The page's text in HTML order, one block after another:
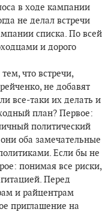
в ходе кампании
не делал встречи
списка. По всей
и дорого
что встречи,
не добавят
все-таки их делать и
план? Первое:
политический
оба замечательные
Если бы не
понимая все риски,
Перед
и райцентрам
приглашение на